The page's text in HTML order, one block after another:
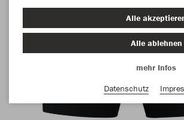
Alle
Alle ablehnen
mehr Infos
Datenschutz